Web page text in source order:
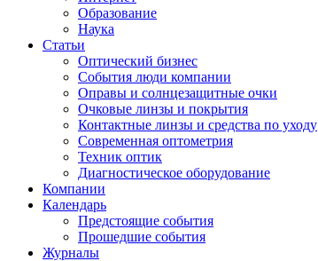
Образование
Наука
Статьи
Оптический бизнес
События люди компании
Оправы и солнцезащитные очки
Очковые линзы и покрытия
Контактные линзы и средства по уходу
Современная оптометрия
Техник оптик
Диагностическое оборудование
Компании
Календарь
Предстоящие события
Прошедшие события
Журналы